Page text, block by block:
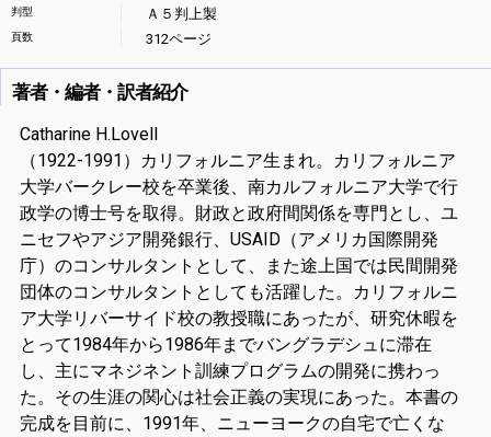
判型 Ａ５判上製
頁数 312ページ
著者・編者・訳者紹介
Catharine H.Lovell
（1922-1991）カリフォルニア生まれ。カリフォルニア
大学バークレー校を卒業後、南カルフォルニア大学で行
政学の博士号を取得。財政と政府間関係を専門とし、ユ
ニセフやアジア開発銀行、USAID（アメリカ国際開発
庁）のコンサルタントとして、また途上国では民間開発
団体のコンサルタントとしても活躍した。カリフォルニ
ア大学リバーサイド校の教授職にあったが、研究休暇を
とって1984年から1986年までバングラデシュに滞在
し、主にマネジネント訓練プログラムの開発に携わっ
た。その生涯の関心は社会正義の実現にあった。本書の
完成を目前に、1991年、ニューヨークの自宅で亡くな